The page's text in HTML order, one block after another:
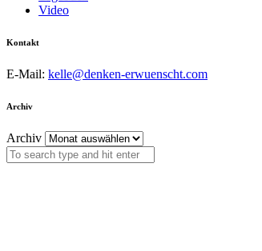
Video
Kontakt
E-Mail: kelle@denken-erwuenscht.com
Archiv
Archiv